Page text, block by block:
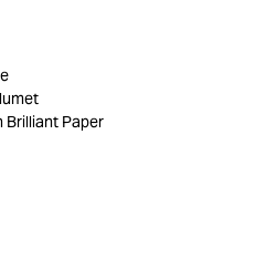
Brilliant Paper